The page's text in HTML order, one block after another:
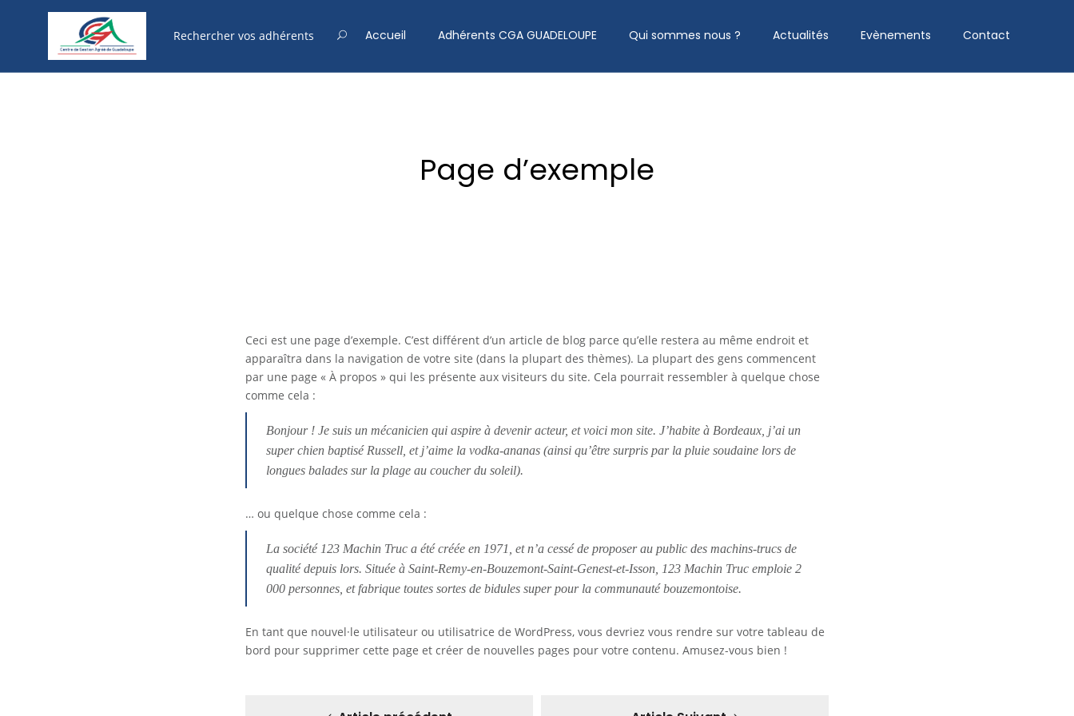
Accueil Adhérents CGA GUADELOUPE Qui sommes nous ? Actualités Evènements Contact
Page d’exemple
Ceci est une page d’exemple. C’est différent d’un article de blog parce qu’elle restera au même endroit et
apparaîtra dans la navigation de votre site (dans la plupart des thèmes). La plupart des gens commencent
par une page « À propos » qui les présente aux visiteurs du site. Cela pourrait ressembler à quelque chose
comme cela :
Bonjour ! Je suis un mécanicien qui aspire à devenir acteur, et voici mon site. J’habite à Bordeaux, j’ai un
super chien baptisé Russell, et j’aime la vodka-ananas (ainsi qu’être surpris par la pluie soudaine lors de
longues balades sur la plage au coucher du soleil).
… ou quelque chose comme cela :
La société 123 Machin Truc a été créée en 1971, et n’a cessé de proposer au public des machins-trucs de
qualité depuis lors. Située à Saint-Remy-en-Bouzemont-Saint-Genest-et-Isson, 123 Machin Truc emploie 2
000 personnes, et fabrique toutes sortes de bidules super pour la communauté bouzemontoise.
En tant que nouvel·le utilisateur ou utilisatrice de WordPress, vous devriez vous rendre sur votre tableau de
bord pour supprimer cette page et créer de nouvelles pages pour votre contenu. Amusez-vous bien !